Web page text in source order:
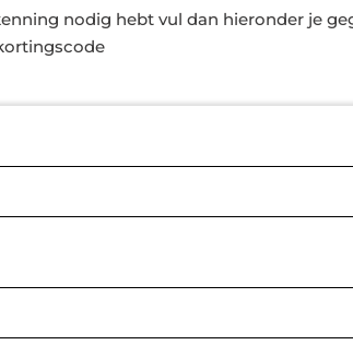
nodig hebt vul dan hieronder je